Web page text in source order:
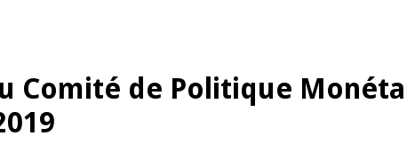
Comité de Politique